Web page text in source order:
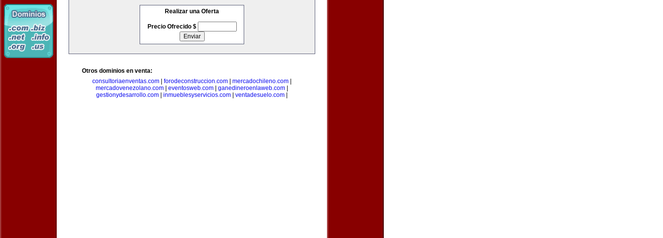
Realizar una Oferta
Precio Ofrecido $
Otros dominios en venta:
consultoriaenventas.com
forodeconstruccion.com mercadochileno.com
mercadovenezolano.com
eventosweb.com ganedineroenlaweb.com
gestionydesarrollo.com
inmueblesyservicios.com ventadesuelo.com